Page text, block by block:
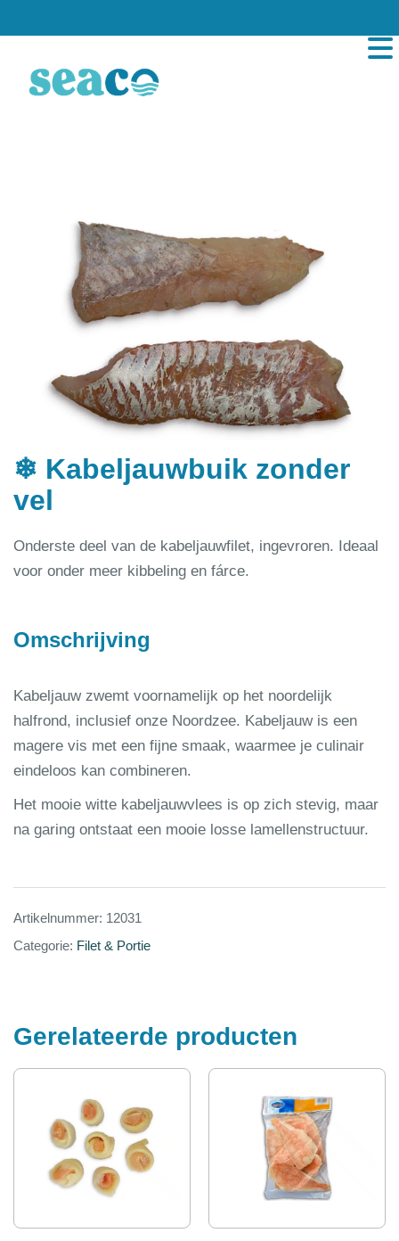
❄ Kabeljauwbuik zonder
vel
Onderste deel van de kabeljauwfilet, ingevroren. Ideaal
voor onder meer kibbeling en fárce.
Omschrijving
Kabeljauw zwemt voornamelijk op het noordelijk
halfrond, inclusief onze Noordzee. Kabeljauw is een
magere vis met een fijne smaak, waarmee je culinair
eindeloos kan combineren.
Het mooie witte kabeljauwvlees is op zich stevig, maar
na garing ontstaat een mooie losse lamellenstructuur.
Artikelnummer: 12031
Categorie: Filet & Portie
Gerelateerde producten